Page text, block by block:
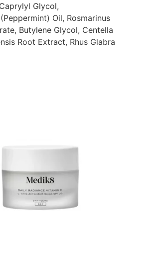
Glycol,
Oil, Rosmarinus
Butylene Glycol, Centella
Root Extract, Rhus Glabra